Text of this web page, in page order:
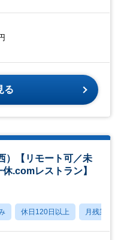
る
）【リモート可／未
.comレストラン】
休日120日以上 月残業20